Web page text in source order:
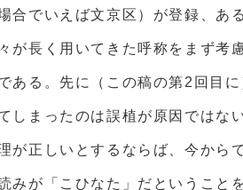
合でいえば文京区）が登録、あ
が長く用いてきた呼称をまず考
ある。先に（この稿の第2回目
しまったのは誤植が原因ではな
が正しいとするならば、今から
みが「こひなた」だということ